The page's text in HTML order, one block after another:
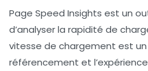
Page Speed Insights est un
d’analyser la rapidité de
vitesse de chargement est
référencement et